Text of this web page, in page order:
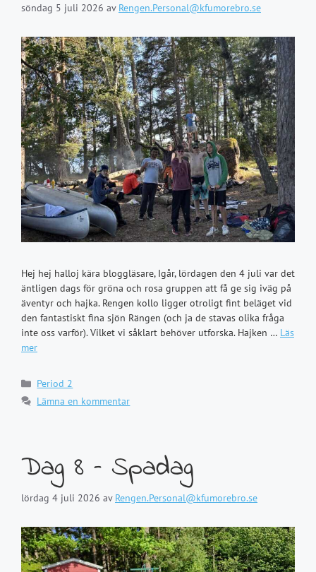
söndag 5 juli 2026 av Rengen.Personal@kfumorebro.se
Hej hej halloj kära bloggläsare, Igår, lördagen den 4 juli var det
äntligen dags för gröna och rosa gruppen att få ge sig iväg på
äventyr och hajka. Rengen kollo ligger otroligt fint beläget vid
den fantastiskt fina sjön Rängen (och ja de stavas olika fråga
inte oss varför). Vilket vi såklart behöver utforska. Hajken … Läs
mer
Kategorier
Period 2
Lämna en kommentar
Dag 8 – Spadag
lördag 4 juli 2026 av Rengen.Personal@kfumorebro.se